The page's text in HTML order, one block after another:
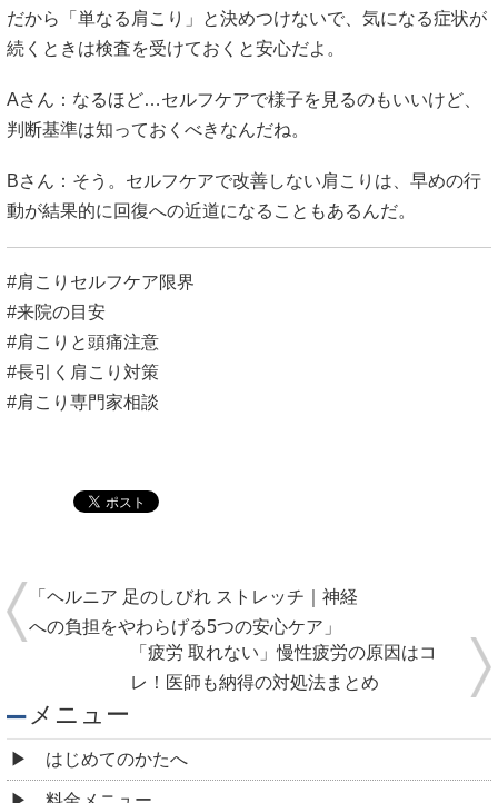
だから「単なる肩こり」と決めつけないで、気になる症状が
続くときは検査を受けておくと安心だよ。
Aさん：なるほど…セルフケアで様子を見るのもいいけど、
判断基準は知っておくべきなんだね。
Bさん：そう。セルフケアで改善しない肩こりは、早めの行
動が結果的に回復への近道になることもあるんだ。
#肩こりセルフケア限界
#来院の目安
#肩こりと頭痛注意
#長引く肩こり対策
#肩こり専門家相談
「ヘルニア 足のしびれ ストレッチ｜神経
への負担をやわらげる5つの安心ケア」
「疲労 取れない」慢性疲労の原因はコ
レ！医師も納得の対処法まとめ
メニュー
はじめてのかたへ